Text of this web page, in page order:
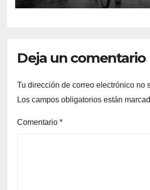
Deja un comentario
Tu dirección de correo electrónico no
Los campos obligatorios están
Comentario *